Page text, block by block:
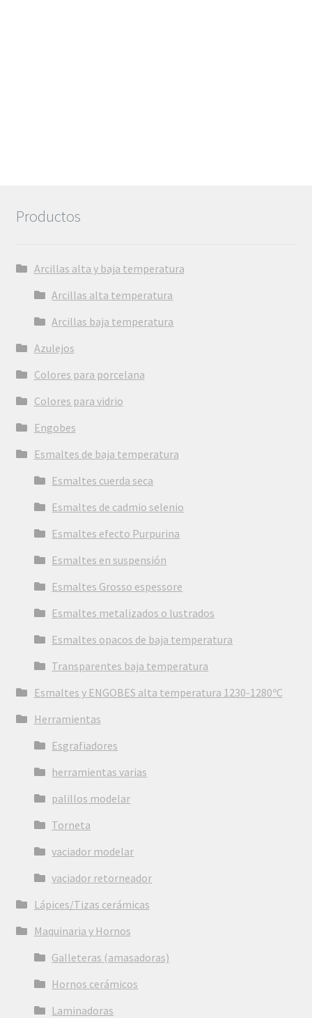
Productos
Arcillas alta y baja temperatura
Arcillas alta temperatura
Arcillas baja temperatura
Azulejos
Colores para porcelana
Colores para vidrio
Engobes
Esmaltes de baja temperatura
Esmaltes cuerda seca
Esmaltes de cadmio selenio
Esmaltes efecto Purpurina
Esmaltes en suspensión
Esmaltes Grosso espessore
Esmaltes metalizados o lustrados
Esmaltes opacos de baja temperatura
Transparentes baja temperatura
Esmaltes y ENGOBES alta temperatura 1230-1280ºC
Herramientas
Esgrafiadores
herramientas varias
palillos modelar
Torneta
vaciador modelar
vaciador retorneador
Lápices/Tizas cerámicas
Maquinaria y Hornos
Galleteras (amasadoras)
Hornos cerámicos
Laminadoras